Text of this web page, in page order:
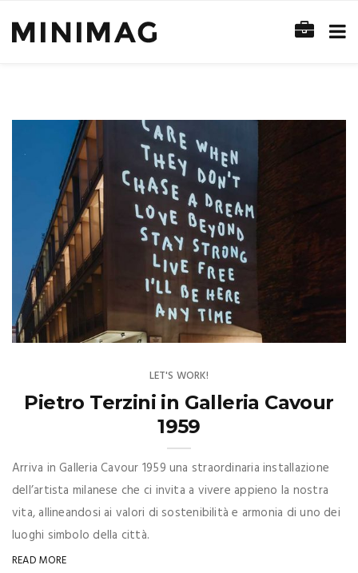
LET'S WORK!
Pietro Terzini in Galleria Cavour
1959
Arriva in Galleria Cavour 1959 una straordinaria installazione
dell’artista milanese che ci invita a vivere appieno la nostra
vita, allineandosi ai valori di sostenibilità e armonia di uno dei
luoghi simbolo della città.
READ MORE